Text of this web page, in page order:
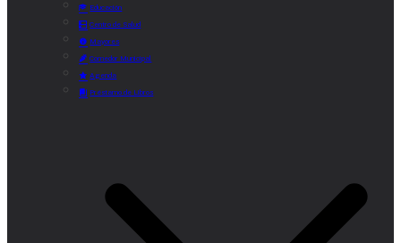
Educación
Centro de Salud
Mayores
Comedor Municipal
Agenda
Préstamo de Libros